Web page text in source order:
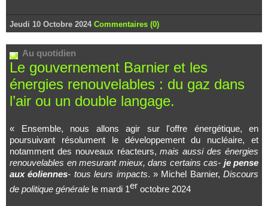
Jeudi 10 Octobre 2024 Commentaires (0)
Au quotidien
Le gouvernement Barnier et les
énergies renouvelables : du gaz dans
l’air ou un double langage.
« Ensemble, nous allons agir sur l'offre énergétique, en
poursuivant résolument le développement du nucléaire, et
notamment des nouveaux réacteurs,mais aussi des énergies
renouvelables en mesurant mieux, dans certains cas- je pense
aux éoliennes- tous leurs impacts. » Michel Barnier, Discours
de politique générale le mardi 1er octobre 2024